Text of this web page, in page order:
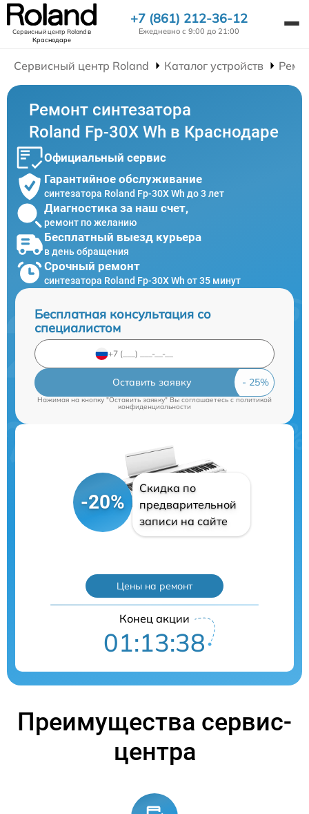
Сервисный центр Rolandв
Краснодаре
+7 (861) 212-36-12
Ежедневно с 9:00 до 21:00
Сервисный центр Roland Каталог устройств
Ремонт синтезатора
Roland Fp-30X Wh в Краснодаре
Официальный сервис
Гарантийное обслуживание
синтезатора Roland Fp-30X Wh до 3 лет
Диагностика за наш счет,
ремонт по желанию
Бесплатный выезд курьера
в день обращения
Срочный ремонт
синтезатора Roland Fp-30X Wh от 35 минут
Бесплатная консультация со
специалистом
Оставить заявку
Нажимая на кнопку "Оставить заявку" Вы соглашаетесь cполитикой
конфиденциальности
-20%
Скидка по
предварительной
записи на сайте
Цены на ремонт
Конец акции
01:13:37
Преимущества сервис-
центра